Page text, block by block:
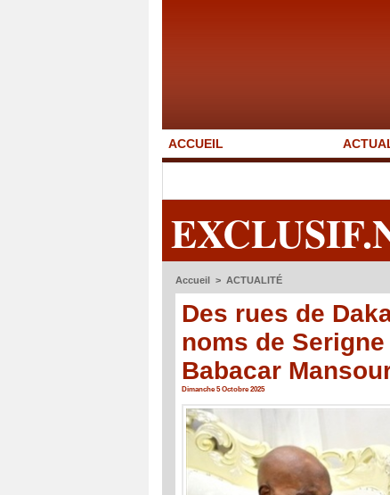
ACCUEIL
Accueil > ACTUALITÉ
Des rues de
noms de
Babacar
Dimanche 5 Octobre 2025